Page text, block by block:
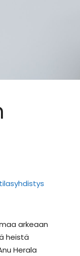
arkeaan
heistä
Herala